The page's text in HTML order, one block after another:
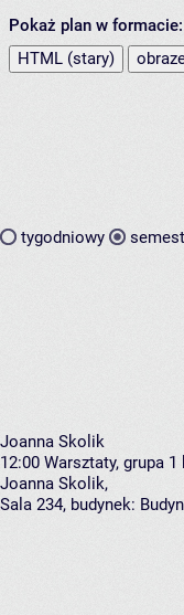
Pokaż plan w formacie:
HTML (stary)
tygodniowy
Joanna Skolik
12:00 Warsztaty, grupa 1
Joanna Skolik,
Sala 234, budynek: